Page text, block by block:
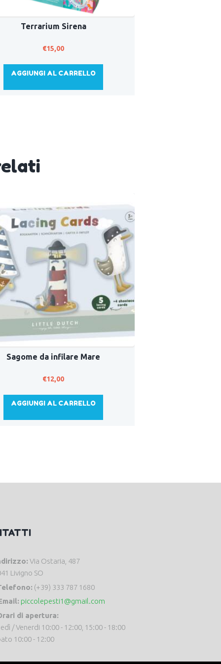
Terrarium Sirena
€15,00
AGGIUNGI AL CARRELLO
Sagome da infilare Mare
€12,00
AGGIUNGI AL CARRELLO
Via Ostaria, 487
Livigno SO
(+39) 333 787 1680
piccolepesti1@gmail.com
di apertura:
/ Venerdi 10:00 - 12:00, 15:00 - 18:00
10:00 - 12:00